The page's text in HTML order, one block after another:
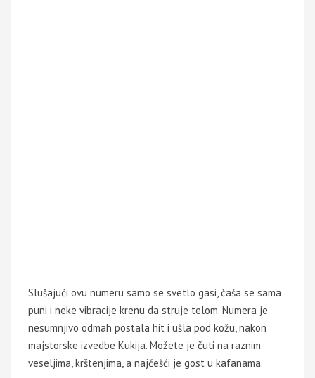
Slušajući ovu numeru samo se svetlo gasi, čaša se sama
puni i neke vibracije krenu da struje telom. Numera je
nesumnjivo odmah postala hit i ušla pod kožu, nakon
majstorske izvedbe Kukija. Možete je čuti na raznim
veseljima, krštenjima, a najčešći je gost u kafanama.